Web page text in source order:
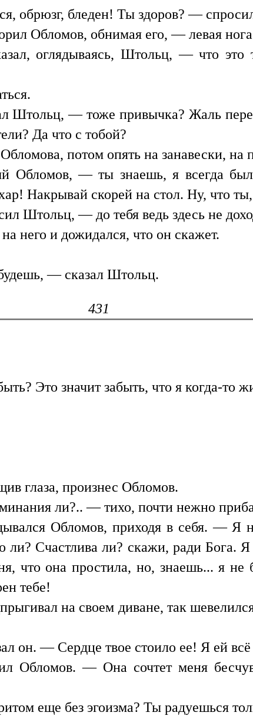
обрюзг, бледен! Ты здоров? —
Обломов, обнимая его, — левая нога
оглядываясь, Штольц, — что это
Штольц, — тоже привычка? Жаль
Да что с тобой?
потом опять на занавески, на
— ты знаешь, я всегда был
Накрывай скорей на стол. Ну, что
Штольц, — до тебя ведь здесь не
него и дожидался, что он скажет.
— сказал Штольц.
431
Это значит забыть, что я когда-то
глаза, произнес Обломов.
ли?.. — тихо, почти нежно
Обломов, приходя в себя. — Я
ли? Счастлива ли? скажи, ради Бога.
что она простила, но, знаешь... я
тебе!
на своем диване, так
он. — Сердце твое стоило ее! Я ей всё
Обломов. — Она сочтет меня
еще без эгоизма? Ты радуешься